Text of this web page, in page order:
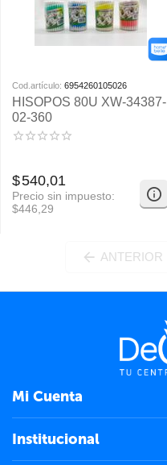
Cod.artículo: 6954260105026
HISOPOS 80U XW-34387-
02-360
$540,01
Precio sin impuesto:
$446,29
ANTERIOR
Mi Cuenta
Institucional